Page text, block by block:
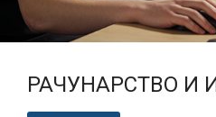
РАЧУНАРСТВО И